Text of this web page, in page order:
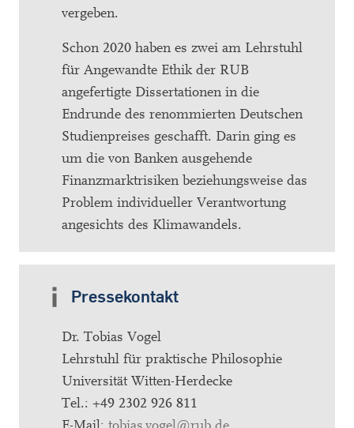
vergeben.
Schon 2020 haben es zwei am Lehrstuhl
für Angewandte Ethik der RUB
angefertigte Dissertationen in die
Endrunde des renommierten Deutschen
Studienpreises geschafft. Darin ging es
um die von Banken ausgehende
Finanzmarktrisiken beziehungsweise das
Problem individueller Verantwortung
angesichts des Klimawandels.
Pressekontakt
Dr. Tobias Vogel
Lehrstuhl für praktische Philosophie
Universität Witten-Herdecke
Tel.: +49 2302 926 811